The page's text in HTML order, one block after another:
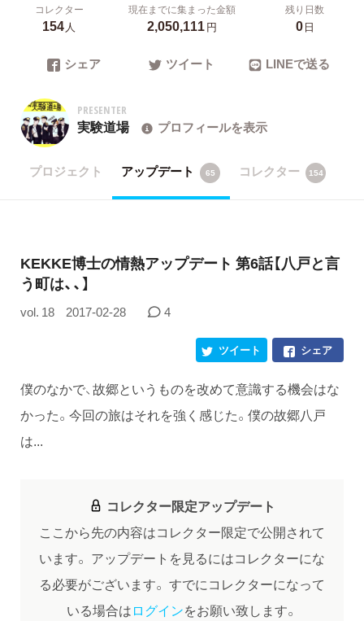
コレクター
154人
現在までに集まった金額
2,050,111円
残り日数
0日
シェア ツイート LINEで送る
PRESENTER
実験道場 プロフィールを表示
プロジェクト アップデート 65 コレクター 154
KEKKE博士の情熱アップデート 第6話【八戸と言
う町は、、】
vol. 18 2017-02-28 4
シェア
ツイート
僕のなかで、故郷というものを改めて意識する機会はな
かった。今回の旅はそれを強く感じた。僕の故郷八戸
は...
コレクター限定アップデート
ここから先の内容はコレクター限定で公開されて
います。 アップデートを見るにはコレクターにな
る必要がございます。 すでにコレクターになって
いる場合はログインをお願い致します。